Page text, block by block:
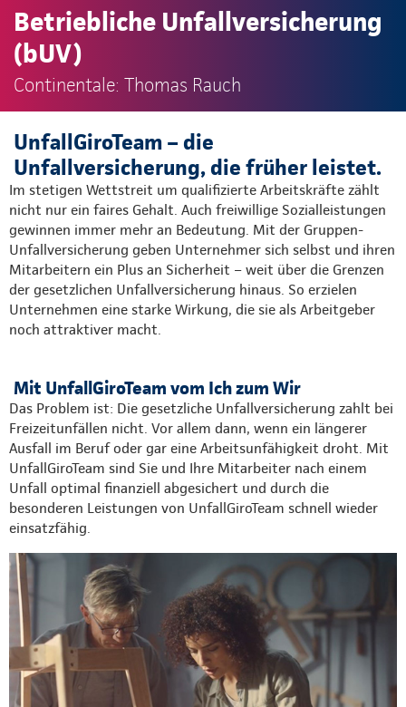
Betriebliche Unfallversicherung
(bUV)
Continentale: Thomas Rauch
UnfallGiroTeam – die
Unfallversicherung, die früher leistet.
Im stetigen Wettstreit um qualifizierte Arbeitskräfte zählt
nicht nur ein faires Gehalt. Auch freiwillige Sozialleistungen
gewinnen immer mehr an Bedeutung. Mit der Gruppen-
Unfallversicherung geben Unternehmer sich selbst und ihren
Mitarbeitern ein Plus an Sicherheit – weit über die Grenzen
der gesetzlichen Unfallversicherung hinaus. So erzielen
Unternehmen eine starke Wirkung, die sie als Arbeitgeber
noch attraktiver macht.
Mit UnfallGiroTeam vom Ich zum Wir
Das Problem ist: Die gesetzliche Unfallversicherung zahlt bei
Freizeitunfällen nicht. Vor allem dann, wenn ein längerer
Ausfall im Beruf oder gar eine Arbeitsunfähigkeit droht. Mit
UnfallGiroTeam sind Sie und Ihre Mitarbeiter nach einem
Unfall optimal finanziell abgesichert und durch die
besonderen Leistungen von UnfallGiroTeam schnell wieder
einsatzfähig.